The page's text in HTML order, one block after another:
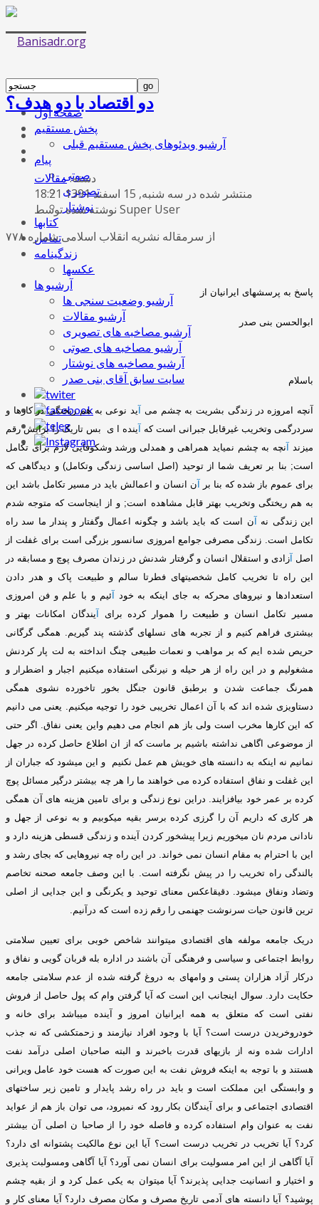
صفحه اول
پخش مستقیم
آرشیو ویدئوهای پخش مستقیم قبلی
پیام
صوتی
تصویری
نوشتار
کتابها
تماس
زندگینامه
عکسها
آرشیو ها
آرشیو وضعیت سنجی ها
آرشیو مقالات
آرشیو مصاخبه های تصویری
آرشیو مصاخبه های صوتی
آرشیو مصاخبه های نوشتار
سایت سابق آقای بنی صدر
دو اقتصاد با دو هدف؟
دسته:مقالات
منتشر شده در سه شنبه, 15 اسفند 1391 18:21
نوشته شده توسط Super User
از سرمقاله نشریه انقلاب اسلامی شماره ۷۷۸
پاسخ به پرسشهای ایرانیان از
ابوالحسن بنی صدر
باسلام
آنچه امروزه در زندگی بشریت به چشم می آید نوعی به هم ریختگی در کارها و
سردرگمی وتخریب غیرقابل جبرانی است که آینده ا ی بس تاریک را برایش رقم
میزند آنچه به چشم نمیاید همراهی و همدلی ورشد وشکوفایی لازم برای تکامل
است; بنا بر تعریف شما از توحید (اصل اساسی زندگی وتکامل)و دیدگاهی که
برای عموم باز شده که بنا بر
آن انسان و اعمالش باید در مسیر تکامل باشد این
به هم ریختگی وتخریب بهتر قابل مشاهده است; و از اینجاست که متوجه شدم
این زندگی نه آن است که باید باشد و چگونه اعمال وگفتار و پندار ما سد راه
تکامل است زندگی مصرفی جوامع امروزی سانسور بزرگی است برای غفلت از
اصل آزادی و استقلال انسان و گرفتار شدنش در زندان مصرف پوچ و مسابقه در
این راه تا تخریب کامل شخصیتهای فطرتا سالم و طبیعت پاک و هدر دادن
استعدادها و نیروهای محرکه به جای اینکه به خود
آئیم و با علم و فن امروزی
مسیر تکامل انسان و طبیعت را هموار کرده برای
آیندگان امکانات بهتر و
بیشتری فراهم کنیم و از تجربه های نسلهای گذشته پند گیریم
همگی گرگانی
حریص شده ایم که بر مواهب و نعمات طبیعی چنگ انداخته به لت پار کردنش
مشغولیم و در این راه از هر حیله و نیرنگی استفاده میکنیم اجبار و اضطرار و
همرنگ جماعت شدن و برطبق قانون جنگل بخور تاخورده نشوی همگی
دستاویزی شده اند که با آن اعمال تخریبی خود را توجیه میکنیم
یعنی می دانیم
که این کارها مخرب است ولی باز هم انجام می دهیم واین یعنی نفاق.
اگر حتی
از موضوعی اگاهی نداشته باشیم بر ماست که از ان اطلاع حاصل کرده در جهل
نمانیم نه اینکه به دانسته های خویش هم عمل نکنیم و این میشود که جباران از
این غفلت و نفاق استفاده کرده می خواهند ما را هر چه بیشتر درگیر مسائل پوچ
کرده بر عمر خود بیافزایند
دراین نوع زندگی و برای تامین هزینه های آن همگی
هر کاری که داریم آن را گرزی کرده برسر بقیه میکوبیم و به نوعی از جهل و
نادانی مردم نان میخوریم زیرا پیشخور کردن آینده و زندگی قسطی هزینه دارد و
این با احترام به مقام انسان نمی خواند
در این راه چه نیروهایی که بجای رشد و
بالندگی راه تخریب را در پیش نگرفته است
با این وصف جامعه صحنه تخاصم
وتضاد ونفاق میشود
دقیقاعکس معنای توحید و یکرنگی و این جدایی از اصلی
ترین قانون حیات سرنوشت جهنمی را رقم زده است که درآنیم
دریک جامعه مولفه های اقتصادی میتوانند شاخص خوبی برای تعیین سلامتی
روابط اجتماعی و سیاسی و فرهنگی آن باشند در اداره بله قربان گویی و نفاق و
درکار آزاد هزاران پستی و وامهای به دروغ گرفته شده از عدم سلامتی جامعه
حکایت دارد
سوال اینجانب این است که آیا گرفتن وام که پول حاصل از فروش
نفتی است که متعلق به همه ایرانیان امروز و آینده میباشد برای خانه و
خودروخریدن درست است؟ آیا با وجود افراد نیازمند و زحمتکشی که نه جذب
ادارات شده ونه از بازیهای قدرت باخبرند و البته صاحبان اصلی درآمد نفت
هستند و با توجه به اینکه فروش نفت به این صورت که هست خود عامل ویرانی
و وابستگی این مملکت است و باید در راه رشد پایدار و تامین زیر ساختهای
اقتصادی اجتماعی و برای آیندگان بکار رود که نمیرود، می توان باز هم از عواید
نفت به عنوان وام استفاده کرده و فاصله خود را از صاحبا ن اصلی آن بیشتر
کرد؟ آیا تخریب در تخریب درست است؟ آیا این نوع مالکیت پشتوانه ای دارد؟
آیا آگاهی از این امر مسولیت برای انسان نمی آورد؟ آیا آگاهی ومسولبت پذیری
و اختیار و انسانیت جدایی پذیرند؟ آیا میتوان به یکی عمل کرد و از بقیه چشم
پوشید؟ آیا دانسته های آدمی تاریخ مصرف و مکان مصرف دارد؟ آیا معنای کار و